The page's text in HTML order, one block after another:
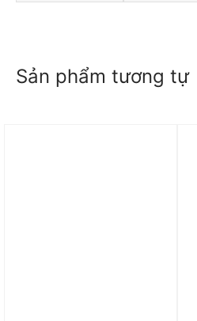
Sản phẩm tương tự